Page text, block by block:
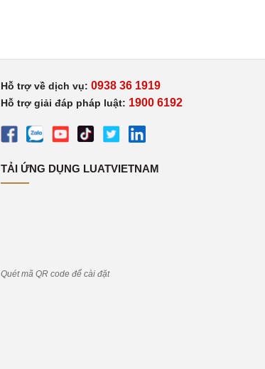
Hỗ trợ về dịch vụ: 0938 36 1919
Hỗ trợ giải đáp pháp luật: 1900 6192
TẢI ỨNG DỤNG LUATVIETNAM
Quét mã QR code để cài đặt